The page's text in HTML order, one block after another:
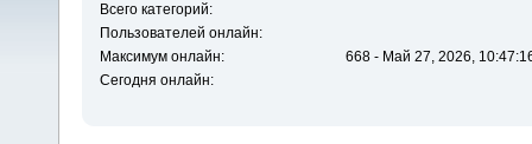
Всего категорий:
Пользователей онлайн:
Максимум онлайн:
668 - Май 27, 2026,
Сегодня онлайн: